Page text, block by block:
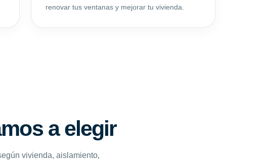
renovar tus ventanas y mejorar tu vivienda.
a elegir
vivienda, aislamiento,